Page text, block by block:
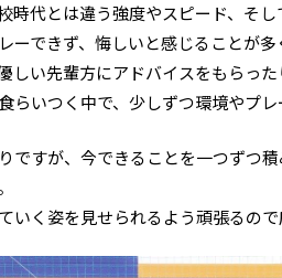
時代とは違う強度やスピード、そ
ーできず、悔しいと感じることが多
しい先輩方にアドバイスをもらっ
らいつく中で、少しずつ環境やプ
ですが、今できることを一つずつ
いく姿を見せられるよう頑張るの